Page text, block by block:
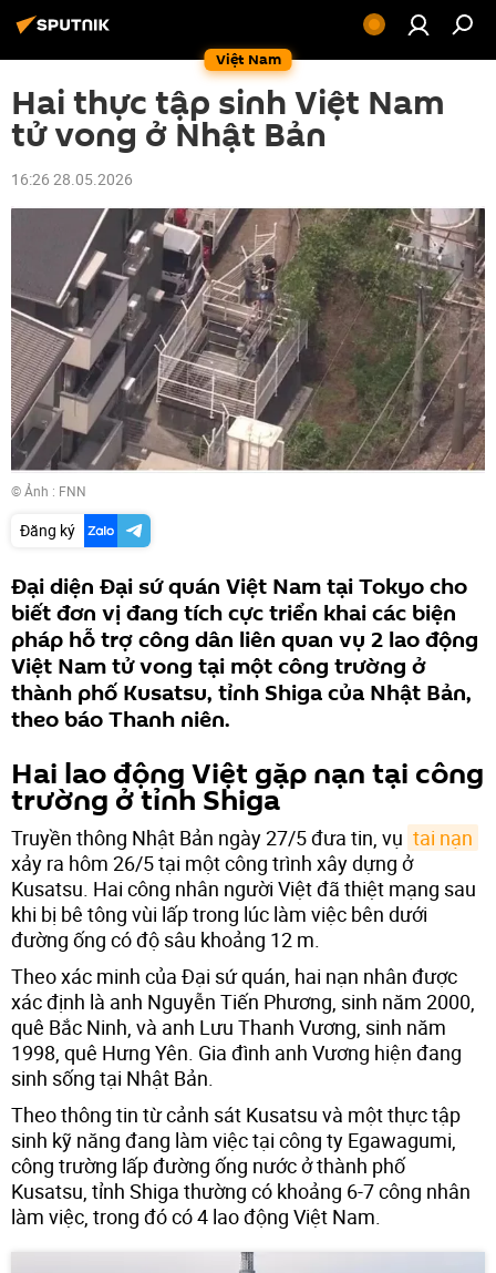
Việt Nam
Hai thực tập sinh Việt Nam
tử vong ở Nhật Bản
16:26 28.05.2026
© Ảnh : FNN
Đăng ký
Đại diện Đại sứ quán Việt Nam tại Tokyo cho
biết đơn vị đang tích cực triển khai các biện
pháp hỗ trợ công dân liên quan vụ 2 lao động
Việt Nam tử vong tại một công trường ở
thành phố Kusatsu, tỉnh Shiga của Nhật Bản,
theo báo Thanh niên.
Hai lao động Việt gặp nạn tại công
trường ở tỉnh Shiga
Truyền thông Nhật Bản ngày 27/5 đưa tin, vụ tai nạn
xảy ra hôm 26/5 tại một công trình xây dựng ở
Kusatsu. Hai công nhân người Việt đã thiệt mạng sau
khi bị bê tông vùi lấp trong lúc làm việc bên dưới
đường ống có độ sâu khoảng 12 m.
Theo xác minh của Đại sứ quán, hai nạn nhân được
xác định là anh Nguyễn Tiến Phương, sinh năm 2000,
quê Bắc Ninh, và anh Lưu Thanh Vương, sinh năm
1998, quê Hưng Yên. Gia đình anh Vương hiện đang
sinh sống tại Nhật Bản.
Theo thông tin từ cảnh sát Kusatsu và một thực tập
sinh kỹ năng đang làm việc tại công ty Egawagumi,
công trường lấp đường ống nước ở thành phố
Kusatsu, tỉnh Shiga thường có khoảng 6-7 công nhân
làm việc, trong đó có 4 lao động Việt Nam.